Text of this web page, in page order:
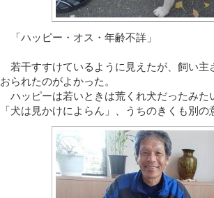
「ハッピー・オス・年齢不詳」
若干すすけているように見えたが、飼い主
おられたのがよかった。
ハッピーは若いときは荒くれ犬だったみた
「犬は見かけによらん」、うちのきくも別